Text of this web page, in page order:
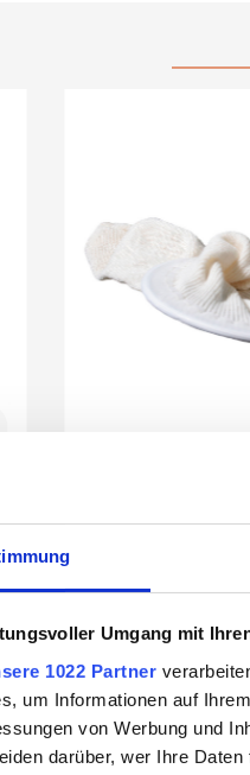
Umgang mit
1022 Partner
um Informationen auf
von Werbung und
darüber, wer Ihre